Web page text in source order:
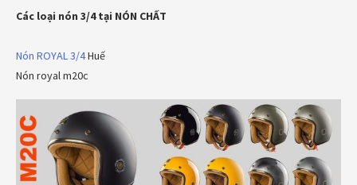
Các loại nón 3/4 tại NÓN CHẤT
Nón ROYAL 3/4Huế
Nón royal m20c